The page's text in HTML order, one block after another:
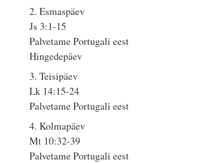
2. Esmaspäev
Js 3:1-15
Palvetame Portugali eest
Hingedepäev
3. Teisipäev
Lk 14:15-24
Palvetame Portugali eest
4. Kolmapäev
Mt 10:32-39
Palvetame Portugali eest